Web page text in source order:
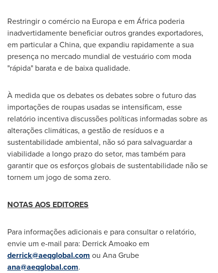
Restringir o comércio na Europa e em África poderia
inadvertidamente beneficiar outros grandes exportadores,
em particular aChina, que expandiu rapidamente a sua
presença no mercado mundial de vestuário com moda
"rápida" barata e de baixa qualidade.
À medida que os debates os debates sobre o futuro das
importações de roupas usadas se intensificam, esse
relatório incentiva discussões políticas informadas sobre as
alterações climáticas, a gestão de resíduos e a
sustentabilidade ambiental, não só para salvaguardar a
viabilidade a longo prazo do setor, mas também para
garantir que os esforços globais de sustentabilidade não se
tornem um jogo de soma zero.
NOTAS AOS EDITORES
Para informações adicionais e para consultar o relatório,
envie um e-mail para: Derrick Amoakoem
derrick@aeqglobal.com ou Ana Grube
ana@aeqglobal.com.